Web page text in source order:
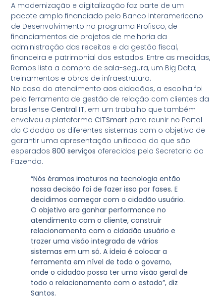
A modernização e digitalização faz parte de um
pacote amplo financiado pelo Banco Interamericano
de Desenvolvimento no programa Profisco, de
financiamentos de projetos de melhoria da
administração das receitas e da gestão fiscal,
financeira e patrimonial dos estados. Entre as medidas,
Ramos lista a compra de sala-segura, um Big Data,
treinamentos e obras de infraestrutura.
No caso do atendimento aos cidadãos, a escolha foi
pela ferramenta de gestão de relação com clientes da
brasilienseCentral IT, em um trabalho que também
envolveu a plataformaCITSmart para reunir no Portal
do Cidadão os diferentes sistemas com o objetivo de
garantir uma apresentação unificada do que são
esperados800 serviços oferecidos pela Secretaria da
Fazenda.
“Nós éramos imaturos na tecnologia então
nossa decisão foi de fazer isso por fases. E
decidimos começar com o cidadão usuário.
O objetivo era ganhar performance no
atendimento com o cliente, construir
relacionamento com o cidadão usuário e
trazer uma visão integrada de vários
sistemas em um só. A ideia é colocar a
ferramenta em nível de todo o governo,
onde o cidadão possa ter uma visão geral de
todo o relacionamento com o estado”, diz
Santos.